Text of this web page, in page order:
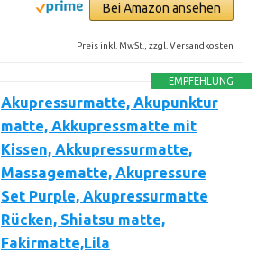
Bei Amazon ansehen
Preis inkl. MwSt., zzgl. Versandkosten
EMPFEHLUNG
Akupressurmatte, Akupunktur
matte, Akkupressmatte mit
Kissen, Akkupressurmatte,
Massagematte, Akupressure
Set Purple, Akupressurmatte
Rücken, Shiatsu matte,
Fakirmatte,Lila